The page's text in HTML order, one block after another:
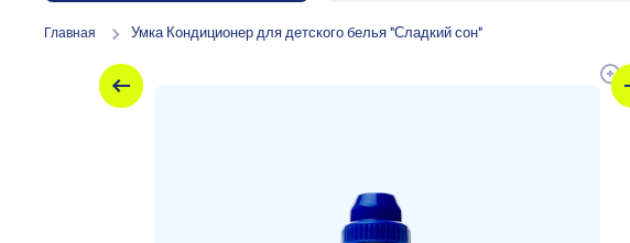
Главная Умка Кондиционер для детского белья "Сладкий сон"